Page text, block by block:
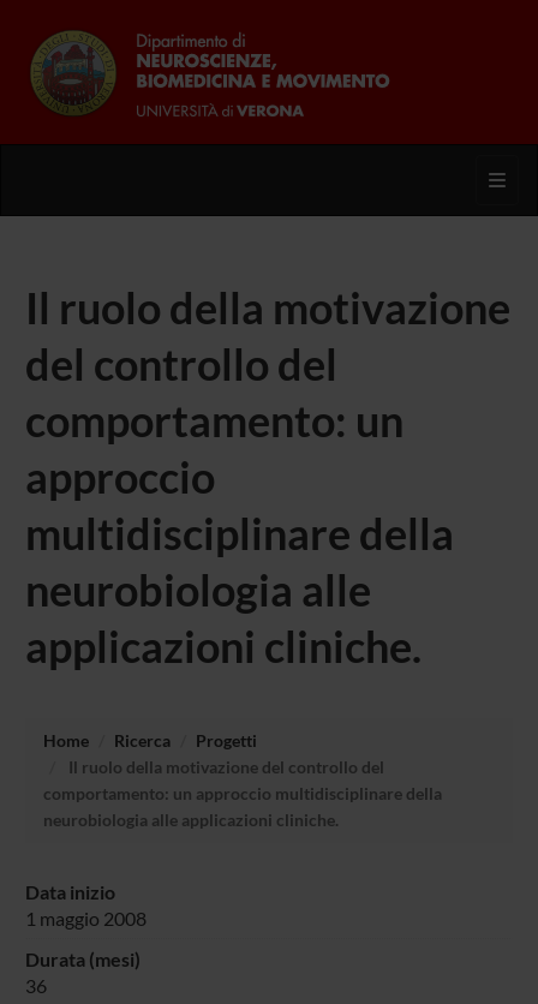
Il ruolo della motivazione
del controllo del
comportamento: un
approccio
multidisciplinare della
neurobiologia alle
applicazioni cliniche.
Home Ricerca
Progetti
Il ruolo della motivazione del controllo del
comportamento: un approccio multidisciplinare della
neurobiologia alle applicazioni cliniche.
Data inizio
1 maggio 2008
Durata (mesi)
36